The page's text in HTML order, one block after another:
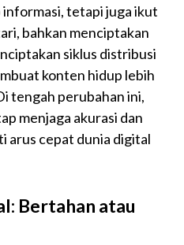
tetapi juga ikut
bahkan menciptakan
siklus distribusi
konten hidup lebih
tengah perubahan ini,
menjaga akurasi dan
arus cepat dunia digital
Bertahan atau